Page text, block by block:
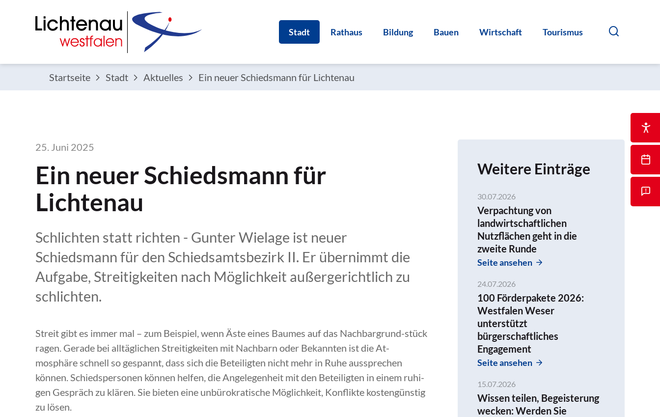
Stadt Rathaus Bildung Bauen Wirtschaft Tourismus
Startseite Stadt Aktuelles Ein neuer Schiedsmann für Lichtenau
25. Juni 2025
Ein neuer Schiedsmann für
Lichtenau
Schlichten statt richten - Gunter Wielage ist neuer
Schiedsmann für den Schiedsamtsbezirk II. Er übernimmt die
Aufgabe, Streitigkeiten nach Möglichkeit außergerichtlich zu
schlichten.
Streit gibt es immer mal – zum Beispiel, wenn Äste eines Baumes auf das Nachbargrund-stück
ragen. Gerade bei alltäglichen Streitigkeiten mit Nachbarn oder Bekannten ist die At-
mosphäre schnell so gespannt, dass sich die Beteiligten nicht mehr in Ruhe aussprechen
können. Schiedspersonen können helfen, die Angelegenheit mit den Beteiligten in einem ruhi-
gen Gespräch zu klären. Sie bieten eine unbürokratische Möglichkeit, Konflikte kostengünstig
zu lösen.
Weitere Einträge
30.07.2026
Verpachtung von
landwirtschaftlichen
Nutzflächen geht in die
zweite Runde
Seite ansehen
24.07.2026
100 Förderpakete 2026:
Westfalen Weser
unterstützt
bürgerschaftliches
Engagement
Seite ansehen
15.07.2026
Wissen teilen, Begeisterung
wecken: Werden Sie